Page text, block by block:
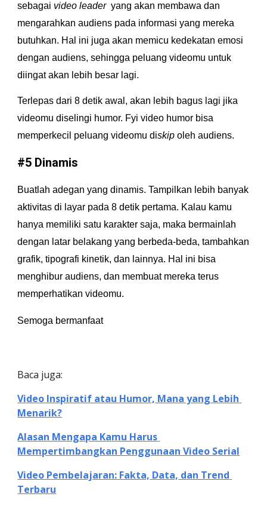
sebagai video leader yang akan membawa dan
mengarahkan audiens pada informasi yang mereka
butuhkan. Hal ini juga akan memicu kedekatan emosi
dengan audiens, sehingga peluang videomu untuk
diingat akan lebih besar lagi.
Terlepas dari 8 detik awal, akan lebih bagus lagi jika
videomu diselingi humor. Fyi video humor bisa
memperkecil peluang videomu diskip oleh audiens.
#5 Dinamis
Buatlah adegan yang dinamis. Tampilkan lebih banyak
aktivitas di layar pada 8 detik pertama. Kalau kamu
hanya memiliki satu karakter saja, maka bermainlah
dengan latar belakang yang berbeda-beda, tambahkan
grafik, tipografi kinetik, dan lainnya. Hal ini bisa
menghibur audiens, dan membuat mereka terus
memperhatikan videomu.
Semoga bermanfaat
Baca juga:
Video Inspiratif atau Humor, Mana yang Lebih
Menarik?
Alasan Mengapa Kamu Harus
Mempertimbangkan Penggunaan Video Serial
Video Pembelajaran: Fakta, Data, dan Trend
Terbaru